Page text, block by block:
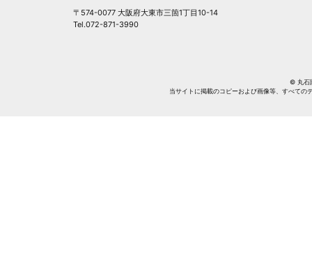
〒574-0077 大阪府大東市三箇1丁目10-14
Tel.072-871-3990
© 丸石
当サイトに掲載のコピーおよび画像等、すべての